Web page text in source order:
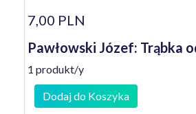
7,00 PLN
Pawłowski Józef: Trąbka
1 produkt/y
Dodaj do Koszyka